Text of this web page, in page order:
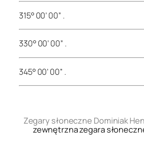
315° 00’ 00” .
330° 00’ 00” .
345° 00’ 00” .
Zegary słoneczne Dominiak
zewnętrzna zegara